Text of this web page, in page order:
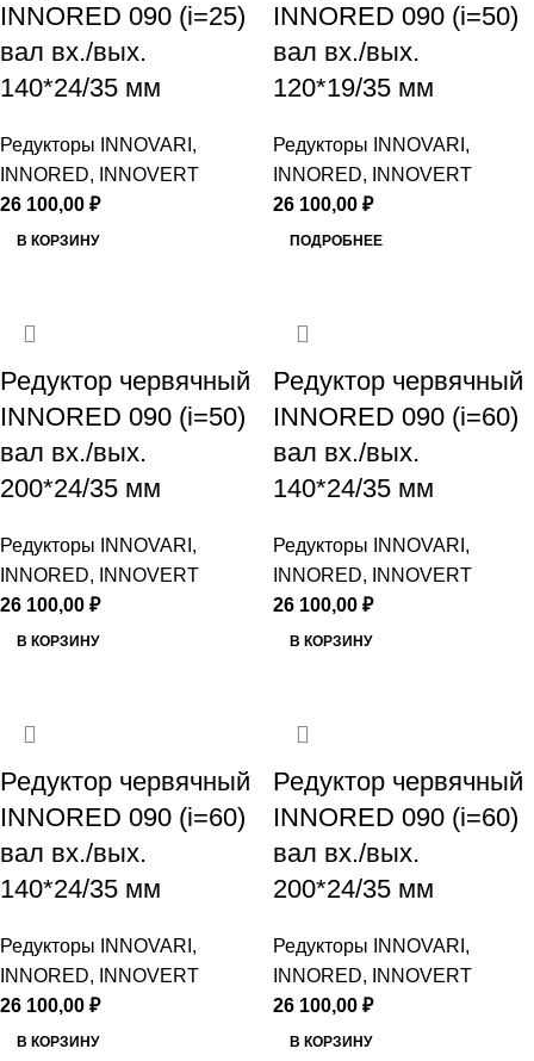
INNORED 090 (i=25)
вал вх./вых.
140*24/35 мм
Редукторы INNOVARI,
INNORED, INNOVERT
26 100,00 ₽
В КОРЗИНУ
INNORED 090 (i=50)
вал вх./вых.
120*19/35 мм
Редукторы INNOVARI,
INNORED, INNOVERT
26 100,00 ₽
ПОДРОБНЕЕ
Редуктор червячный
INNORED 090 (i=50)
вал вх./вых.
200*24/35 мм
Редукторы INNOVARI,
INNORED, INNOVERT
26 100,00 ₽
В КОРЗИНУ
Редуктор червячный
INNORED 090 (i=60)
вал вх./вых.
140*24/35 мм
Редукторы INNOVARI,
INNORED, INNOVERT
26 100,00 ₽
В КОРЗИНУ
Редуктор червячный
INNORED 090 (i=60)
вал вх./вых.
140*24/35 мм
Редукторы INNOVARI,
INNORED, INNOVERT
26 100,00 ₽
В КОРЗИНУ
Редуктор червячный
INNORED 090 (i=60)
вал вх./вых.
200*24/35 мм
Редукторы INNOVARI,
INNORED, INNOVERT
26 100,00 ₽
В КОРЗИНУ